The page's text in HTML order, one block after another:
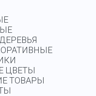
ЦВЕТЫ
ТОВАРЫ